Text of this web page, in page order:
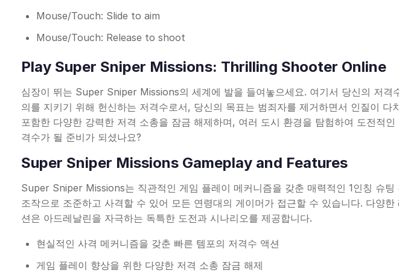
Mouse/Touch: Slide to aim
Mouse/Touch: Release to shoot
Play Super Sniper Missions: Thrilling Shooter Online
심장이 뛰는 Super Sniper Missions의 세계에 발을 들여놓으세요. 여기서 당신의 저격
의를 지키기 위해 헌신하는 저격수로서, 당신의 목표는 범죄자를 제거하면서 인질이
포함한 다양한 강력한 저격 소총을 잠금 해제하며, 여러 도시 환경을 탐험하여 도전적
격수가 될 준비가 되셨나요?
Super Sniper Missions Gameplay and Features
Super Sniper Missions는 직관적인 게임 플레이 메커니즘을 갖춘 매력적인 1인칭 슈
조작으로 조준하고 사격할 수 있어 모든 연령대의 게이머가 접근할 수 있습니다. 다양
션은 아드레날린을 자극하는 독특한 도전과 시나리오를 제공합니다.
현실적인 사격 메커니즘을 갖춘 빠른 템포의 저격수 액션
게임 플레이 향상을 위한 다양한 저격 소총 잠금 해제